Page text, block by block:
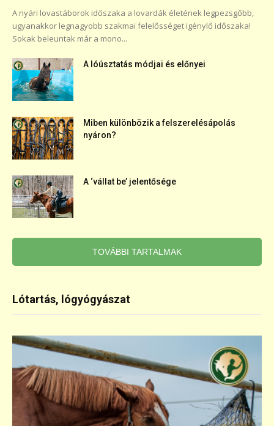
A nyári lovastáborok időszaka a lovardák életének legpezsgőbb,
ugyanakkor legnagyobb szakmai felelősséget igénylő időszaka!
Sokak beleuntak már a mono...
A lóúsztatás módjai és előnyei
Miben különbözik a felszerelésápolás
nyáron?
A ‘vállat be’ jelentősége
TOVÁBBI TARTALMAK
Lótartás, lógyógyászat